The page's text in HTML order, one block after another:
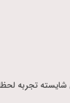
تجربه